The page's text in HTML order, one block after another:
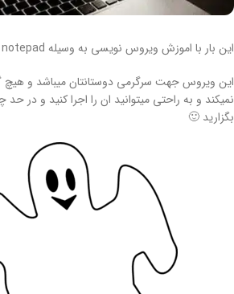
این بار با اموزش ویروس نویسی به وسیله notepad در خدمتتون هستیم
این ویروس جهت سرگرمی دوستانتان میباشد و هیچ
نمیکند و به راحتی میتوانید ان را اجرا کنید و در حد
بگزارید 🙂